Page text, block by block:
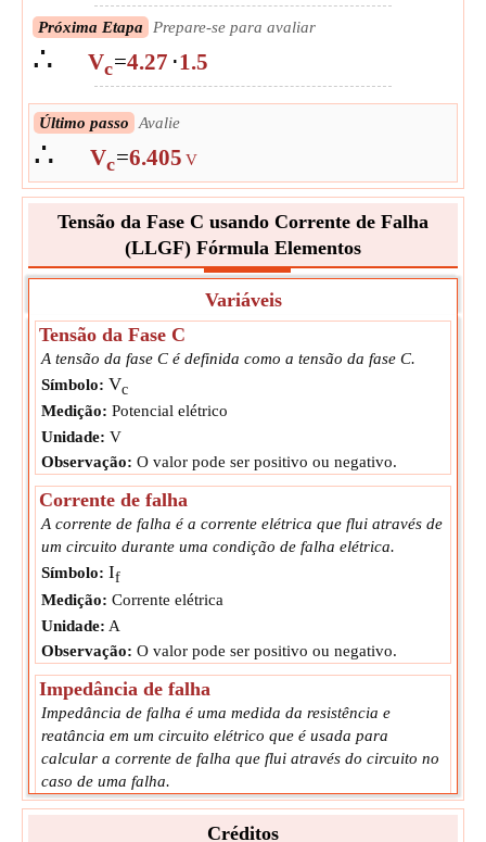
Próxima Etapa Prepare-se para avaliar
∴ Vc=4.27 ⋅1.5
Último passo Avalie
∴ Vc=6.405 V
Tensão da Fase C usando Corrente de Falha
(LLGF) Fórmula Elementos
Variáveis
Tensão da Fase C
A tensão da fase C é definida como a tensão da fase C.
Símbolo: Vc
Medição: Potencial elétrico
Unidade: V
Observação: O valor pode ser positivo ou negativo.
Corrente de falha
A corrente de falha é a corrente elétrica que flui através de
um circuito durante uma condição de falha elétrica.
Símbolo: If
Medição: Corrente elétrica
Unidade: A
Observação: O valor pode ser positivo ou negativo.
Impedância de falha
Impedância de falha é uma medida da resistência e
reatância em um circuito elétrico que é usada para
calcular a corrente de falha que flui através do circuito no
caso de uma falha.
Símbolo: Zf
Resistência ElétricaCréditos